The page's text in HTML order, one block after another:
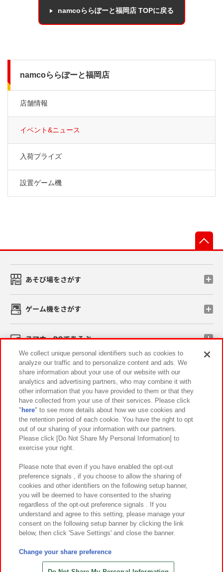
namcoららぽーと福岡店 TOPに戻る
namcoららぽーと福岡店
店舗情報
イベント&ニュース
入荷プライズ
設置ゲーム機
あそび場をさがす
ゲーム機をさがす
スマホ・PCであそぶ
イベント・キャンペーン
関連会社 サステナビリティ サイトポリシー
プライバシーポリシー ウェブアクセシビリティ方針と検証結果
お取引先さまとともに
カスタマーハラスメント対応方針 よくあるご質問・お問い合わせ
©Bandai Namco Amusement Inc.
©Bandai Namco Amusement Lab Inc.
©HANAYASHIKI Co., Ltd. All Rights Reserved.
We collect unique personal identifiers such as cookies to
analyze our traffic and to personalize content and ads. We
share information about your use of our website with our
analytics and advertising partners, who may combine it with
other information that you have provided to them or that they
have collected from your use of their services. Please click
" here" to see more details about how we use cookies and
the retention period of each cookie. You have the right to opt
out of our sharing of your information with our partners.
Please click [Do Not Share My Personal Information] to
exercise your right.
Please note that even if you have enabled the opt-out
preference signals , if you choose to allow the sharing of
cookies and other identifiers on the following setup banner,
you will be deemed to have consented to the sharing
regardless of the opt-out preference signals . If you
understand and agree to this setting, please manage your
consent on the following setup banner by clicking the link
below, then click 'Save Settings' and close the banner.
Change your share preference